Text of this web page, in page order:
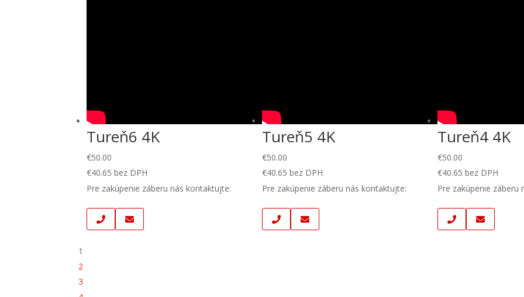
Tureň6 4K
€50.00
€40.65 bez DPH
Pre zakúpenie záberu nás kontaktujte:
Tureň5 4K
€50.00
€40.65 bez DPH
Pre zakúpenie záberu nás kontaktujte:
Tureň4 4K
€50.00
€40.65 bez DPH
Pre zakúpenie záberu
1
2
3